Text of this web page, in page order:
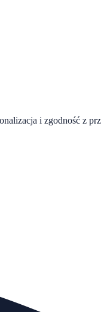
i zgodność z